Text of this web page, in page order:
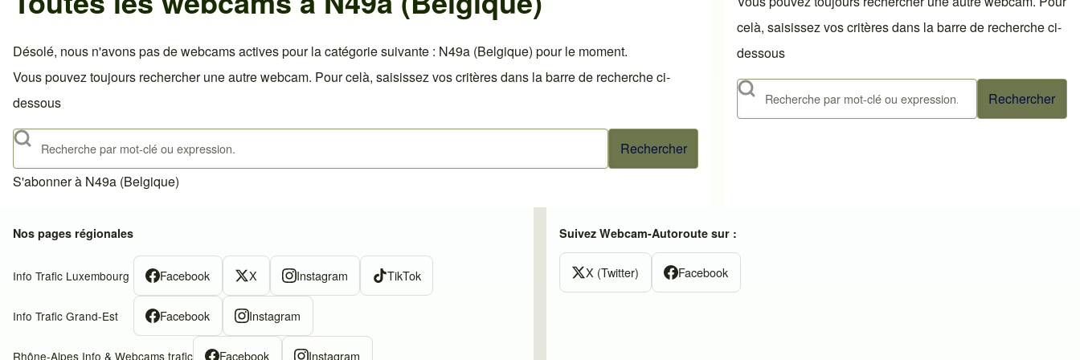
Désolé, nous n'avons pas de webcams actives pour la catégorie suivante : N49a (Belgique) pour le moment.
Vous pouvez toujours rechercher une autre webcam. Pour celà, saisissez vos critères dans la barre de recherche ci-
dessous
Rechercher
S'abonner à N49a (Belgique)
celà, saisissez vos critères dans la barre de recherche ci-
dessous
Rechercher
Nos pages régionales
Info Trafic Luxembourg Facebook X Instagram TikTok
Info Trafic Grand-Est Facebook Instagram
Rhône-Alpes Info & Webcams trafic Facebook Instagram
Suivez Webcam-Autoroute sur :
X (Twitter) Facebook